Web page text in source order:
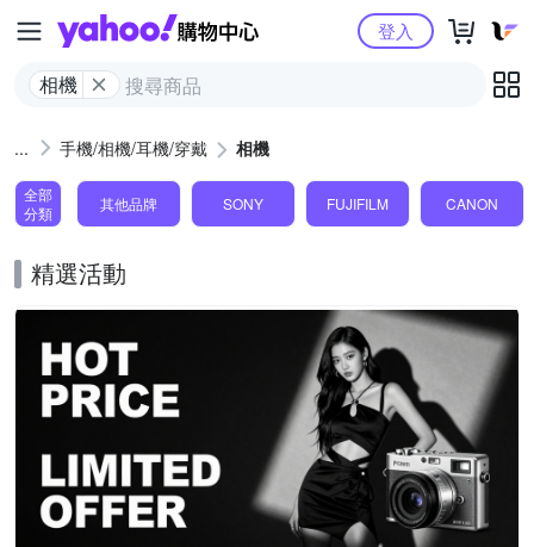
Yahoo購物中心
相機
登入
手機/相機/耳機/穿戴 相機
全部
分類
其他品牌 SONY FUJIFILM CANON
精選活動